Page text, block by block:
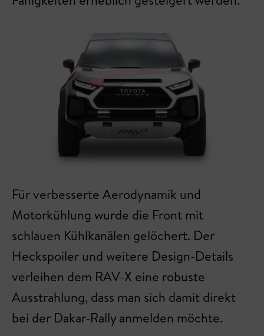
Für verbesserte Aerodynamik und
Motorkühlung wurde die Front mit
schlauen Kühlkanälen gelöchert. Der
Heckspoiler und weitere Design-Details
verleihen dem RAV-X eine robuste
Ausstrahlung, dass man sich damit direkt
bei der Dakar-Rally anmelden möchte.